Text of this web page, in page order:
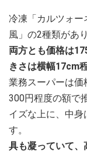
冷凍「カルツォ
風」の2種類があ
両方とも価格は
きさは横幅17cm程
業務スーパーは価
300円程度の額で
イズな上に、中身
す。
具も凝っていて、